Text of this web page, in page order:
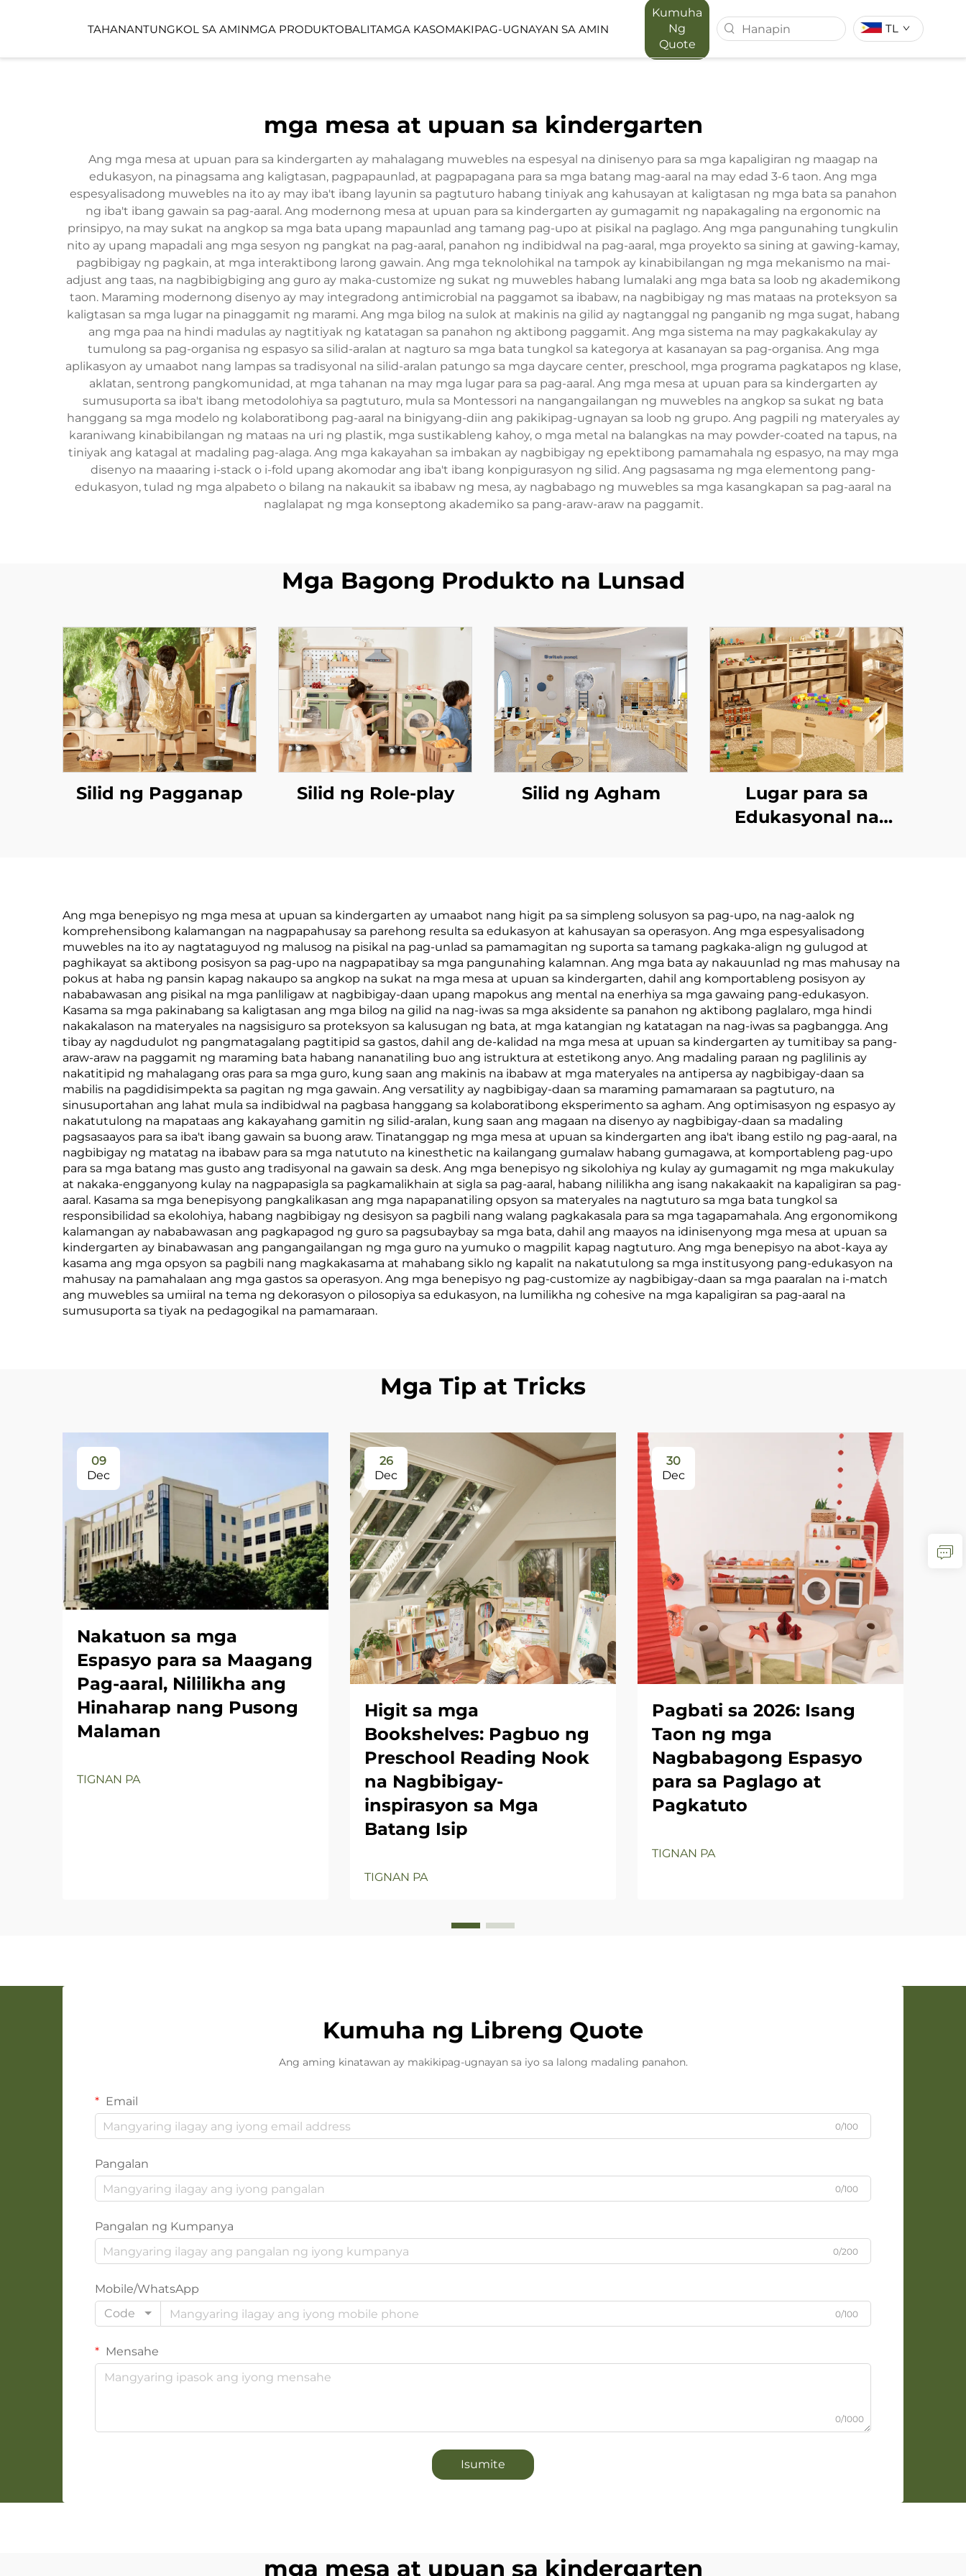
TAHANANTUNGKOL SA AMINMGA PRODUKTOBALITAMGA KASOMAKIPAG-UGNAYAN SA AMIN
Kumuha
Ng
Quote
TL
mga mesa at upuan sa kindergarten
Ang mga mesa at upuan para sa kindergarten ay mahalagang muwebles na espesyal na dinisenyo para sa mga kapaligiran ng maagap na
edukasyon, na pinagsama ang kaligtasan, pagpapaunlad, at pagpapagana para sa mga batang mag-aaral na may edad 3-6 taon. Ang mga
espesyalisadong muwebles na ito ay may iba't ibang layunin sa pagtuturo habang tiniyak ang kahusayan at kaligtasan ng mga bata sa panahon
ng iba't ibang gawain sa pag-aaral. Ang modernong mesa at upuan para sa kindergarten ay gumagamit ng napakagaling na ergonomic na
prinsipyo, na may sukat na angkop sa mga bata upang mapaunlad ang tamang pag-upo at pisikal na paglago. Ang mga pangunahing tungkulin
nito ay upang mapadali ang mga sesyon ng pangkat na pag-aaral, panahon ng indibidwal na pag-aaral, mga proyekto sa sining at gawing-kamay,
pagbibigay ng pagkain, at mga interaktibong larong gawain. Ang mga teknolohikal na tampok ay kinabibilangan ng mga mekanismo na mai-
adjust ang taas, na nagbibigbiging ang guro ay maka-customize ng sukat ng muwebles habang lumalaki ang mga bata sa loob ng akademikong
taon. Maraming modernong disenyo ay may integradong antimicrobial na paggamot sa ibabaw, na nagbibigay ng mas mataas na proteksyon sa
kaligtasan sa mga lugar na pinaggamit ng marami. Ang mga bilog na sulok at makinis na gilid ay nagtanggal ng panganib ng mga sugat, habang
ang mga paa na hindi madulas ay nagtitiyak ng katatagan sa panahon ng aktibong paggamit. Ang mga sistema na may pagkakakulay ay
tumulong sa pag-organisa ng espasyo sa silid-aralan at nagturo sa mga bata tungkol sa kategorya at kasanayan sa pag-organisa. Ang mga
aplikasyon ay umaabot nang lampas sa tradisyonal na silid-aralan patungo sa mga daycare center, preschool, mga programa pagkatapos ng klase,
aklatan, sentrong pangkomunidad, at mga tahanan na may mga lugar para sa pag-aaral. Ang mga mesa at upuan para sa kindergarten ay
sumusuporta sa iba't ibang metodolohiya sa pagtuturo, mula sa Montessori na nangangailangan ng muwebles na angkop sa sukat ng bata
hanggang sa mga modelo ng kolaboratibong pag-aaral na binigyang-diin ang pakikipag-ugnayan sa loob ng grupo. Ang pagpili ng materyales ay
karaniwang kinabibilangan ng mataas na uri ng plastik, mga sustikableng kahoy, o mga metal na balangkas na may powder-coated na tapus, na
tiniyak ang katagal at madaling pag-alaga. Ang mga kakayahan sa imbakan ay nagbibigay ng epektibong pamamahala ng espasyo, na may mga
disenyo na maaaring i-stack o i-fold upang akomodar ang iba't ibang konpigurasyon ng silid. Ang pagsasama ng mga elementong pang-
edukasyon, tulad ng mga alpabeto o bilang na nakaukit sa ibabaw ng mesa, ay nagbabago ng muwebles sa mga kasangkapan sa pag-aaral na
naglalapat ng mga konseptong akademiko sa pang-araw-araw na paggamit.
Mga Bagong Produkto na Lunsad
Silid ng Pagganap Silid ng Role-play Silid ng Agham
Lugar para sa
Edukasyonal na
Ang mga benepisyo ng mga mesa at upuan sa kindergarten ay umaabot nang higit pa sa simpleng solusyon sa pag-upo, na nag-aalok ng
komprehensibong kalamangan na nagpapahusay sa parehong resulta sa edukasyon at kahusayan sa operasyon. Ang mga espesyalisadong
muwebles na ito ay nagtataguyod ng malusog na pisikal na pag-unlad sa pamamagitan ng suporta sa tamang pagkaka-align ng gulugod at
paghikayat sa aktibong posisyon sa pag-upo na nagpapatibay sa mga pangunahing kalamnan. Ang mga bata ay nakauunlad ng mas mahusay na
pokus at haba ng pansin kapag nakaupo sa angkop na sukat na mga mesa at upuan sa kindergarten, dahil ang komportableng posisyon ay
nababawasan ang pisikal na mga panliligaw at nagbibigay-daan upang mapokus ang mental na enerhiya sa mga gawaing pang-edukasyon.
Kasama sa mga pakinabang sa kaligtasan ang mga bilog na gilid na nag-iwas sa mga aksidente sa panahon ng aktibong paglalaro, mga hindi
nakakalason na materyales na nagsisiguro sa proteksyon sa kalusugan ng bata, at mga katangian ng katatagan na nag-iwas sa pagbangga. Ang
tibay ay nagdudulot ng pangmatagalang pagtitipid sa gastos, dahil ang de-kalidad na mga mesa at upuan sa kindergarten ay tumitibay sa pang-
araw-araw na paggamit ng maraming bata habang nananatiling buo ang istruktura at estetikong anyo. Ang madaling paraan ng paglilinis ay
nakatitipid ng mahalagang oras para sa mga guro, kung saan ang makinis na ibabaw at mga materyales na antipersa ay nagbibigay-daan sa
mabilis na pagdidisimpekta sa pagitan ng mga gawain. Ang versatility ay nagbibigay-daan sa maraming pamamaraan sa pagtuturo, na
sinusuportahan ang lahat mula sa indibidwal na pagbasa hanggang sa kolaboratibong eksperimento sa agham. Ang optimisasyon ng espasyo ay
nakatutulong na mapataas ang kakayahang gamitin ng silid-aralan, kung saan ang magaan na disenyo ay nagbibigay-daan sa madaling
pagsasaayos para sa iba't ibang gawain sa buong araw. Tinatanggap ng mga mesa at upuan sa kindergarten ang iba't ibang estilo ng pag-aaral, na
nagbibigay ng matatag na ibabaw para sa mga natututo na kinesthetic na kailangang gumalaw habang gumagawa, at komportableng pag-upo
para sa mga batang mas gusto ang tradisyonal na gawain sa desk. Ang mga benepisyo ng sikolohiya ng kulay ay gumagamit ng mga makukulay
at nakaka-engganyong kulay na nagpapasigla sa pagkamalikhain at sigla sa pag-aaral, habang nililikha ang isang nakakaakit na kapaligiran sa pag-
aaral. Kasama sa mga benepisyong pangkalikasan ang mga napapanatiling opsyon sa materyales na nagtuturo sa mga bata tungkol sa
responsibilidad sa ekolohiya, habang nagbibigay ng desisyon sa pagbili nang walang pagkakasala para sa mga tagapamahala. Ang ergonomikong
kalamangan ay nababawasan ang pagkapagod ng guro sa pagsubaybay sa mga bata, dahil ang maayos na idinisenyong mga mesa at upuan sa
kindergarten ay binabawasan ang pangangailangan ng mga guro na yumuko o magpilit kapag nagtuturo. Ang mga benepisyo na abot-kaya ay
kasama ang mga opsyon sa pagbili nang magkakasama at mahabang siklo ng kapalit na nakatutulong sa mga institusyong pang-edukasyon na
mahusay na pamahalaan ang mga gastos sa operasyon. Ang mga benepisyo ng pag-customize ay nagbibigay-daan sa mga paaralan na i-match
ang muwebles sa umiiral na tema ng dekorasyon o pilosopiya sa edukasyon, na lumilikha ng cohesive na mga kapaligiran sa pag-aaral na
sumusuporta sa tiyak na pedagogikal na pamamaraan.
Mga Tip at Tricks
09
Dec
Nakatuon sa mga
Espasyo para sa Maagang
Pag-aaral, Nililikha ang
Hinaharap nang Pusong
Malaman
TIGNAN PA
26
Dec
Higit sa mga
Bookshelves: Pagbuo ng
Preschool Reading Nook
na Nagbibigay-
inspirasyon sa Mga
Batang Isip
TIGNAN PA
30
Dec
Pagbati sa 2026: Isang
Taon ng mga
Nagbabagong Espasyo
para sa Paglago at
Pagkatuto
TIGNAN PA
Kumuha ng Libreng Quote
Ang aming kinatawan ay makikipag-ugnayan sa iyo sa lalong madaling panahon.
Email
0/100
Pangalan
0/100
Pangalan ng Kumpanya
0/200
Mobile/WhatsApp
Code
0/100
Mensahe
0/1000
Isumite
mga mesa at upuan sa kindergarten